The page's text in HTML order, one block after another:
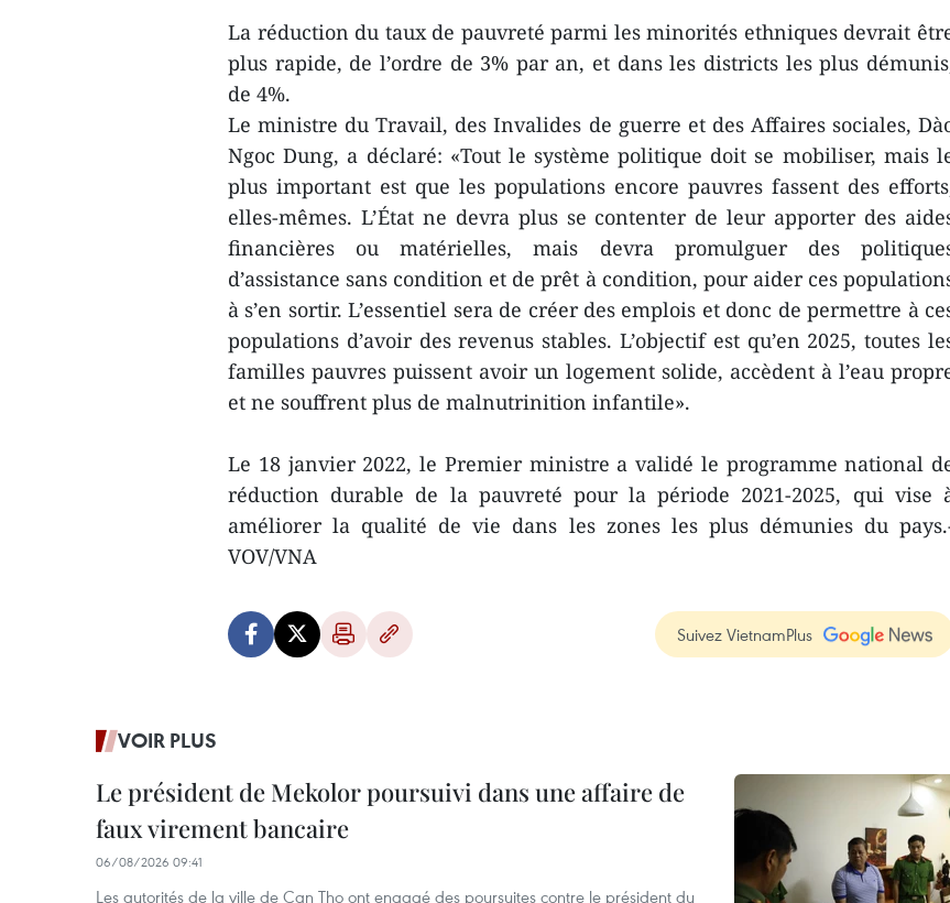
La réduction du taux de pauvreté parmi les minorités ethniques devrait
plus rapide, de l’ordre de 3% par an, et dans les districts les plus
de 4%.
Le ministre du Travail, des Invalides de guerre et des Affaires sociales,
Ngoc Dung, a déclaré: «Tout le système politique doit se mobiliser, mais
plus important est que les populations encore pauvres fassent des
elles-mêmes. L’État ne devra plus se contenter de leur apporter des
financières ou matérielles, mais devra promulguer des
d’assistance sans condition et de prêt à condition, pour aider ces
à s’en sortir. L’essentiel sera de créer des emplois et donc de permettre à
populations d’avoir des revenus stables. L’objectif est qu’en 2025, toutes
familles pauvres puissent avoir un logement solide, accèdent à l’eau
et ne souffrent plus de malnutrinition infantile».
Le 18 janvier 2022, le Premier ministre a validé le programme national
réduction durable de la pauvreté pour la période 2021-2025, qui vise
améliorer la qualité de vie dans les zones les plus démunies du
VOV/VNA
Suivez VietnamPlus
VOIR PLUS
Le président de Mekolor poursuivi dans une affaire de
faux virement bancaire
06/08/2026 09:41
Les autorités de la ville de Can Tho ont engagé des poursuites contre le président du